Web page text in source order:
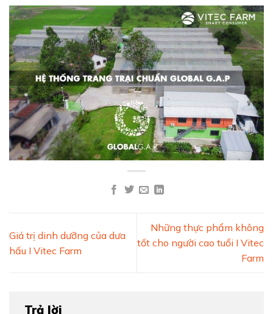
Giá trị dinh dưỡng của dưa
hấu I Vitec Farm
Những thực phẩm không
tốt cho người cao tuổi I Vitec
Farm
Trả lời